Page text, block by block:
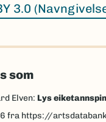
3.0
som
Elven: Lys
fra https://